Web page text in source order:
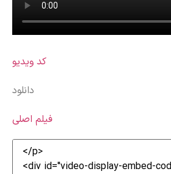
کد ویدیو
دانلود
فیلم اصلی